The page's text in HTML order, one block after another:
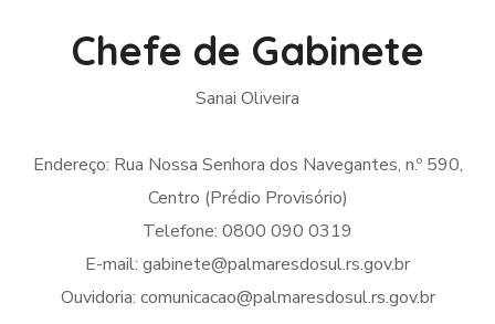
Chefe de Gabinete
Sanai Oliveira
Endereço: Rua Nossa Senhora dos Navegantes, n.º 590,
Centro (Prédio Provisório)
Telefone: 0800 090 0319
E-mail: gabinete@palmaresdosul.rs.gov.br
Ouvidoria: comunicacao@palmaresdosul.rs.gov.br